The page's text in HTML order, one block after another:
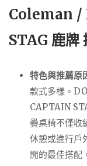
Coleman /
STAG 鹿牌
特色與推薦原
款式多樣。
CAPTAIN
疊桌椅不僅收
休憩或進行戶
閒的最佳搭配